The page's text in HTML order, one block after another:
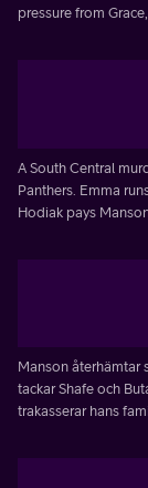
pressure from
A South Central
Panthers. Emma
Hodiak pays
Manson återhämtar
tackar Shafe och
trakasserar hans